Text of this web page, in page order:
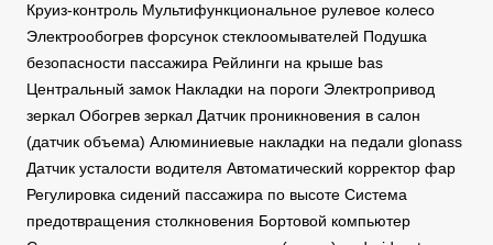
Круиз-контроль Мультифункциональное рулевое колесо
Электрообогрев форсунок стеклоомывателей Подушка
безопасности пассажира Рейлинги на крыше bas
Центральный замок Накладки на пороги Электропривод
зеркал Обогрев зеркал Датчик проникновения в салон
(датчик объема) Алюминиевые накладки на педали glonass
Датчик усталости водителя Автоматический корректор фар
Регулировка сидений пассажира по высоте Система
предотвращения столкновения Бортовой компьютер